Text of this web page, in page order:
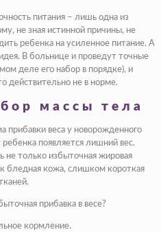
питания – лишь одна из
не зная истинной причины, не
ребенка на усиленное питание. А
В больнице и проведут точные
деле его набор в порядке), и
действительно не в норме.
массы тела
прибавки веса у новорожденного
появляется лишний вес.
не только избыточная жировая
бледная кожа, слишком короткая
прибавка в весе?
кормление.